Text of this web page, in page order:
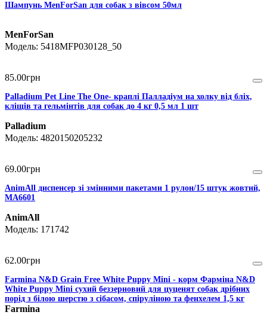
Шампунь MenForSan для собак з вівсом 50мл
MenForSan
5418MFP030128_50
85.00грн
Palladium Pet Line The One- краплі Палладіум на холку від бліх,
кліщів та гельмінтів для собак до 4 кг 0,5 мл 1 шт
Palladium
4820150205232
69.00грн
AnimAll диспенсер зі змінними пакетами 1 рулон/15 штук жовтий,
MA6601
AnimAll
171742
62.00грн
Farmina N&D Grain Free White Puppy Mini - корм Фарміна N&D
White Puppy Mini cухий беззерновий для цуценят собак дрібних
порід з білою шерстю з сібасом, спіруліною та фенхелем 1,5 кг
Farmina